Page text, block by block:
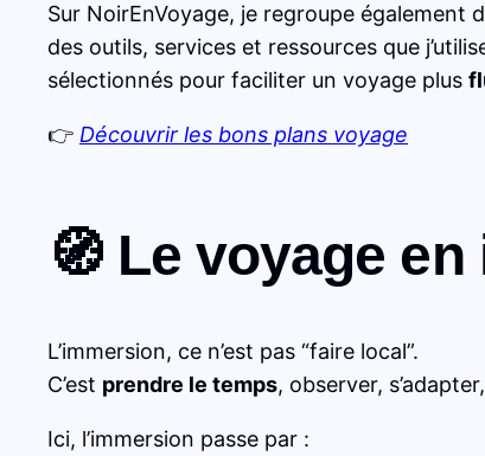
Sur NoirEnVoyage, je regroupe également
des outils, services et ressources que
sélectionnés pour faciliter un voyage plus
👉 Découvrir les bons plans voyage
🧭 Le voyage
L’immersion, ce n’est pas “faire local”.
C’est prendre le temps, observer,
Ici, l’immersion passe par :